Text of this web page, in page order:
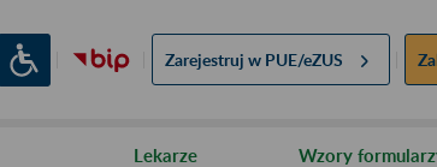
Zarejestruj w PUE/eZUS
Lekarze Wzory